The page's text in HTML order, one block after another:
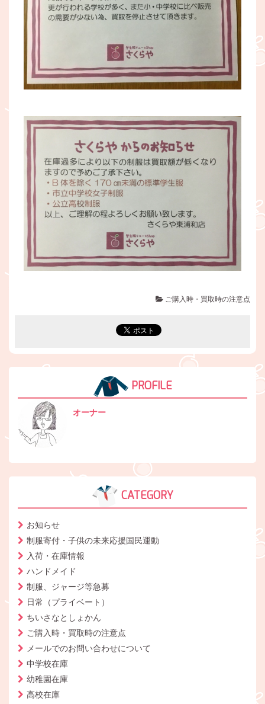
ご購入時・買取時の注意点
PROFILE
オーナー
CATEGORY
お知らせ
制服寄付・子供の未来応援国民運動
入荷・在庫情報
ハンドメイド
制服、ジャージ等急募
日常（プライベート）
ちいさなとしょかん
ご購入時・買取時の注意点
メールでのお問い合わせについて
中学校在庫
幼稚園在庫
高校在庫